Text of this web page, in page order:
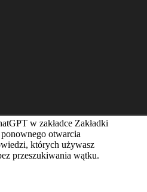
w zakładce Zakładki
otwarcia
których używasz
przeszukiwania wątku.